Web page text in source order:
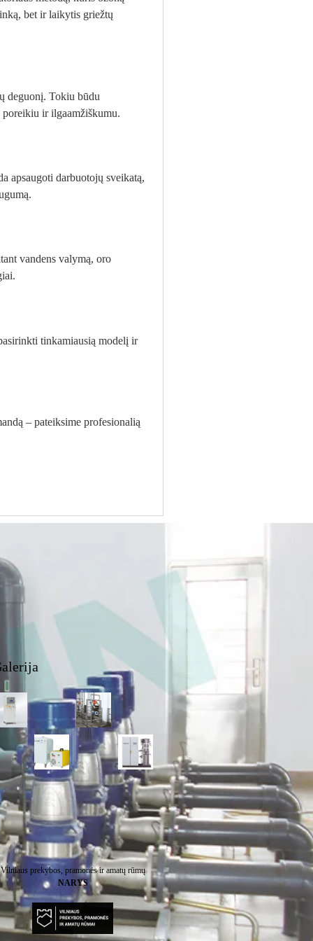
bet ir laikytis griežtų
deguonį. Tokiu būdu
poreikiu ir ilgaamžiškumu.
apsaugoti darbuotojų sveikatą,
vandens valymą, oro
tinkamiausią modelį ir
– pateiksime profesionalią
Vilniaus prekybos, pramonės ir amatų rūmų
NARYS